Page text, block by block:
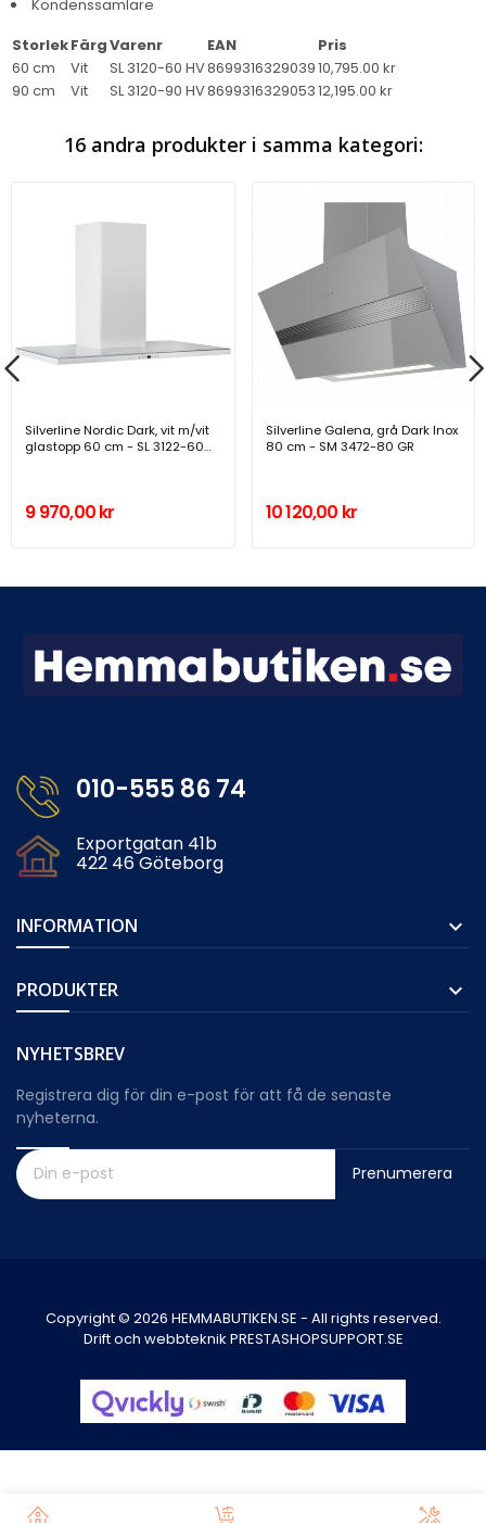
Kondenssamlare
StorlekFärgVarenr EAN
Pris
60 cm
Vit SL 3120-60 HV869931632903910,795.00 kr
90 cm
Vit SL 3120-90 HV869931632905312,195.00 kr
16 andra produkter i samma kategori:
Silverline Nordic Dark, vit m/vit
glastopp 60 cm - SL 3122-60
9 970,00 kr
Silverline Galena, grå Dark Inox
80 cm - SM 3472-80 GR
10 120,00 kr
010-555 86 74
Exportgatan 41b
422 46 Göteborg
INFORMATION 
PRODUKTER 
NYHETSBREV
Registrera dig för din e-post för att få de senaste
nyheterna.
Prenumerera
Copyright © 2026 HEMMABUTIKEN.SE - All rights reserved.
Drift och webbteknik PRESTASHOPSUPPORT.SE